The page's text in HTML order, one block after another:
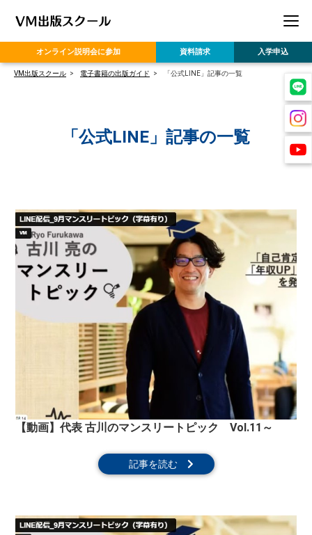
オンライン説明会に参加 資料請求 入学申込
VM出版スクール 電子書籍の出版ガイド 「公式LINE」記事の一覧
「公式LINE」記事の一覧
【動画】代表 古川のマンスリートピック Vol.11～
記事を読む